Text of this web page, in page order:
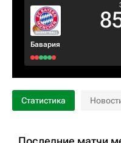
Бавария
Статистика